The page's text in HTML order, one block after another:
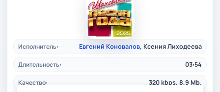
Исполнитель: Евгений Коновалов, Ксения Лиходеева
Длительность: 03:54
Качество: 320 kbps, 8,9 Mb.